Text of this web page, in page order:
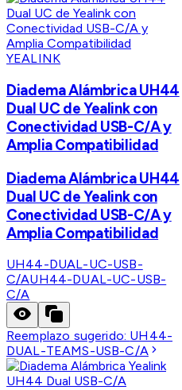
YEALINK
Diadema Alámbrica UH44
Dual UC de Yealink con
Conectividad USB-C/A y
Amplia Compatibilidad
Diadema Alámbrica UH44
Dual UC de Yealink con
Conectividad USB-C/A y
Amplia Compatibilidad
UH44-DUAL-UC-USB-
C/AUH44-DUAL-UC-USB-
C/A
Reemplazo sugerido: UH44-
DUAL-TEAMS-USB-C/A